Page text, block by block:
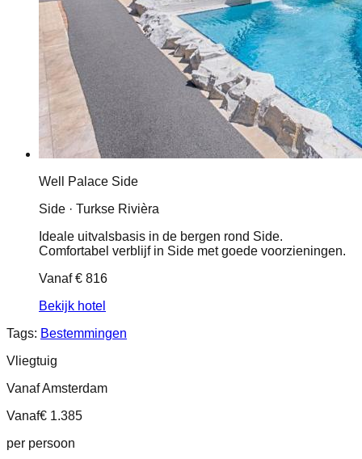
Well Palace Side
Side · Turkse Rivièra
Ideale uitvalsbasis in de bergen rond Side.
Comfortabel verblijf in Side met goede voorzieningen.
Vanaf€ 816
Bekijk hotel
Tags: Bestemmingen
Vliegtuig
Vanaf Amsterdam
Vanaf€ 1.385
per persoon